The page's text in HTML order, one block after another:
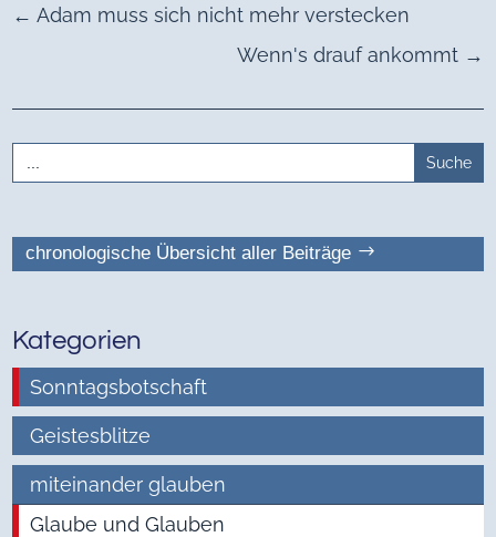
←Adam muss sich nicht mehr verstecken
Wenn's drauf ankommt→
Search
for:
chronologische Übersicht aller Beiträge
Kategorien
Sonntagsbotschaft
Geistesblitze
miteinander glauben
Glaube und Glauben